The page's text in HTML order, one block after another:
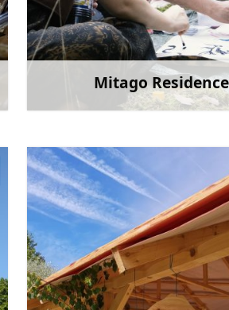
Mitago
+371 26995300
Mine